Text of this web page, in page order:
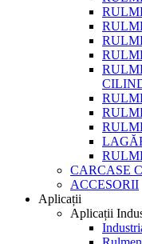
CARCASE
ACCESORII
Aplicații
Aplicații